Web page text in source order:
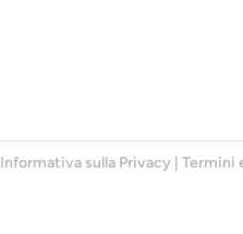
Informativa sulla Privacy Termini